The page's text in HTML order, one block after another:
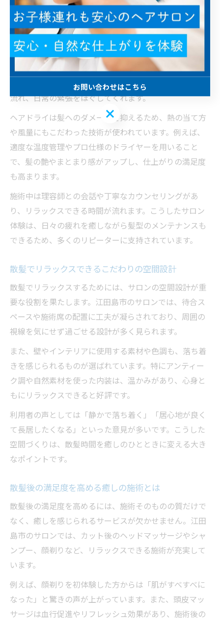
たい方にぴったりです。
落ち着いた雰囲気でヘアドライと散髪を体験
江田島市のサロンでは、落ち着いた雰囲気の中でヘアド
ライと散髪を同時に体験できるのが大きな魅力です。施
術スペースには、心を落ち着かせる照明や静かな音楽が
流れ、日常の緊張をほぐしてくれます。
ヘアドライは髪へのダメージを抑えるため、熱の当て方
や風量にもこだわった技術が使われています。例えば、
適度な温度管理やプロ仕様のドライヤーを用いること
で、髪の艶やまとまり感がアップし、仕上がりの満足度
も高まります。
施術中は理容師との会話や丁寧なカウンセリングがあ
り、リラックスできる時間が流れます。こうしたサロン
体験は、日々の疲れを癒しながら髪型のメンテナンスも
できるため、多くのリピーターに支持されています。
散髪でリラックスできるこだわりの空間設計
散髪でリラックスするためには、サロンの空間設計が重
要な役割を果たします。江田島市のサロンでは、待合ス
ペースや施術席の配置に工夫が凝らされており、周囲の
視線を気にせず過ごせる設計が多く見られます。
また、壁やインテリアに使用する素材や色調も、落ち着
きを感じられるものが選ばれています。特にアンティー
ク調や自然素材を使った内装は、温かみがあり、心身と
もにリラックスできると好評です。
利用者の声としては「静かで落ち着く」「居心地が良く
て長居したくなる」といった意見が多いです。こうした
空間づくりは、散髪時間を癒しのひとときに変える大き
なポイントです。
散髪後の満足度を高める癒しの施術とは
散髪後の満足度を高めるには、施術そのものの質だけで
なく、癒しを感じられるサービスが欠かせません。江田
島市のサロンでは、カット後のヘッドマッサージやシャ
ンプー、顔剃りなど、リラックスできる施術が充実して
います。
例えば、顔剃りを初体験した方からは「肌がすべすべに
なった」と驚きの声が上がっています。また、頭皮マッ
サージは血行促進やリフレッシュ効果があり、施術後の
お問い合わせはこちら
お問い合わせはこちら